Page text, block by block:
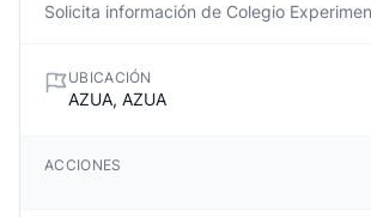
Solicita información de Colegio
UBICACIÓN
AZUA, AZUA
ACCIONES